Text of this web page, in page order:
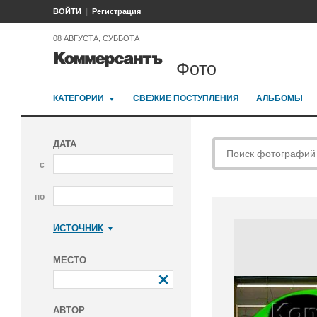
ВОЙТИ Регистрация
08 АВГУСТА, СУББОТА
Фото
КАТЕГОРИИ СВЕЖИЕ ПОСТУПЛЕНИЯ АЛЬБОМЫ
ДАТА
с
по
ИСТОЧНИК
МЕСТО
АВТОР